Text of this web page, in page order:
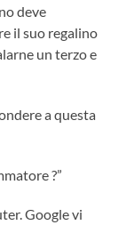
deve
il suo regalino
un terzo e
a questa
?”
Google vi